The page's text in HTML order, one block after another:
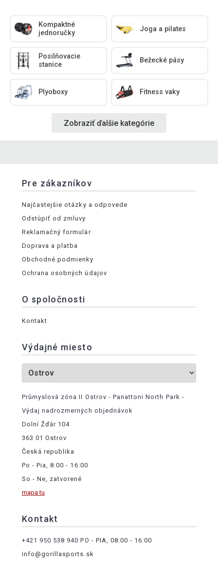
Kompaktné
jednoručky
Joga a pilates
Posilňovacie
stanice
Bežecké pásy
Plyoboxy Fitness vaky
Zobraziť ďalšie kategórie
Pre zákazníkov
Najčastejšie otázky a odpovede
Odstúpiť od zmluvy
Reklamačný formulár
Doprava a platba
Obchodné podmienky
Ochrana osobných údajov
O spoločnosti
Kontakt
Výdajné miesto
Průmyslová zóna II Ostrov - Panattoni North Park -
Výdaj nadrozmerných objednávok
Dolní Žďár 104
363 01 Ostrov
Česká republika
Po - Pia, 8:00 - 16:00
So - Ne, zatvorené
mapa tu
Kontakt
+421 950 538 940 PO - PIA, 08:00 - 16:00
info@gorillasports.sk